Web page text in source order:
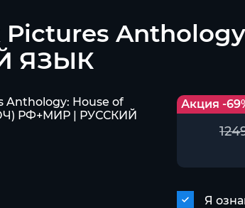
Pictures
ЯЗЫК
Акция -
Я